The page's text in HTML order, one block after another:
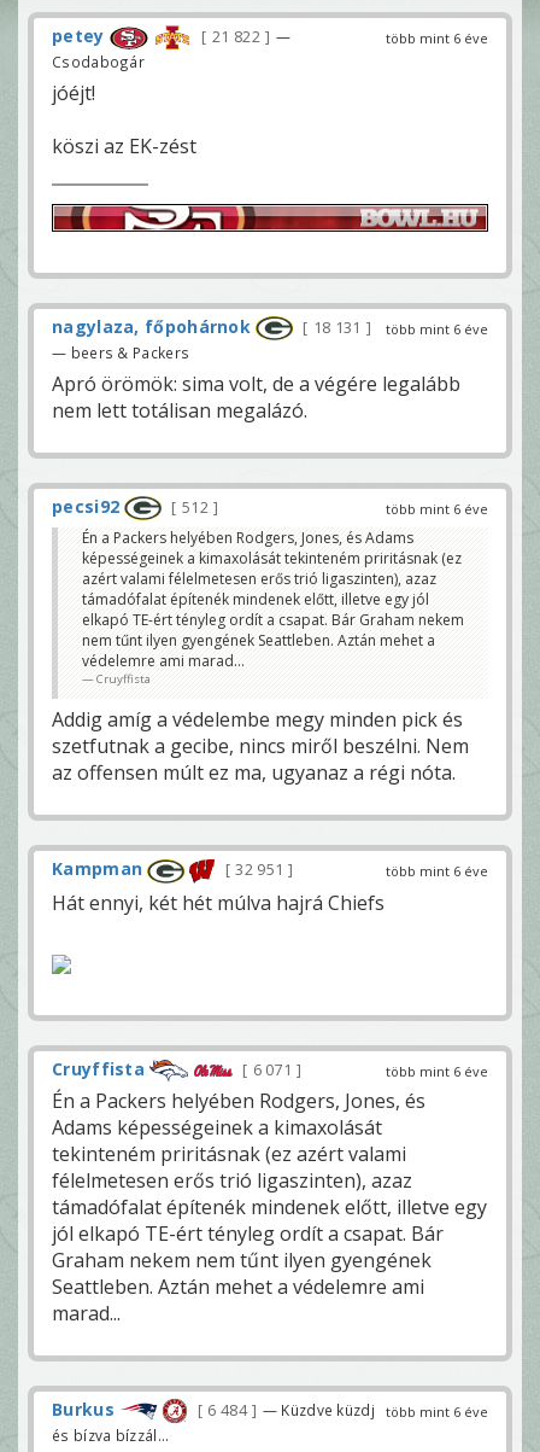
több mint 6 éve
petey 21 822
—
Csodabogár
jóéjt!
köszi az EK-zést
több mint 6 éve
nagylaza, főpohárnok 18 131
— beers & Packers
Apró örömök: sima volt, de a végére legalább
nem lett totálisan megalázó.
több mint 6 éve
pecsi92
512
Én a Packers helyében Rodgers, Jones, és Adams
képességeinek a kimaxolását tekinteném priritásnak (ez
azért valami félelmetesen erős trió ligaszinten), azaz
támadófalat építenék mindenek előtt, illetve egy jól
elkapó TE-ért tényleg ordít a csapat. Bár Graham nekem
nem tűnt ilyen gyengének Seattleben. Aztán mehet a
védelemre ami marad...
Cruyffista
Addig amíg a védelembe megy minden pick és
szetfutnak a gecibe, nincs miről beszélni. Nem
az offensen múlt ez ma, ugyanaz a régi nóta.
több mint 6 éve
Kampman 32 951
Hát ennyi, két hét múlva hajrá Chiefs
több mint 6 éve
Cruyffista 6 071
Én a Packers helyében Rodgers, Jones, és
Adams képességeinek a kimaxolását
tekinteném priritásnak (ez azért valami
félelmetesen erős trió ligaszinten), azaz
támadófalat építenék mindenek előtt, illetve egy
jól elkapó TE-ért tényleg ordít a csapat. Bár
Graham nekem nem tűnt ilyen gyengének
Seattleben. Aztán mehet a védelemre ami
marad...
több mint 6 éve
Burkus 6 484
— Küzdve küzdj
és bízva bízzál...